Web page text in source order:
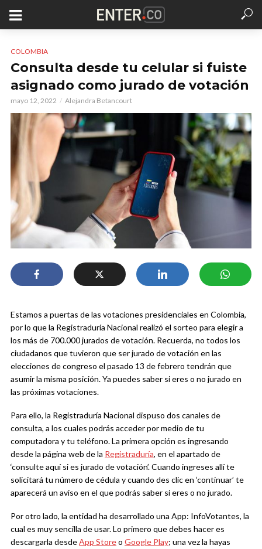
COLOMBIA
Consulta desde tu celular si fuiste
asignado como jurado de votación
mayo 12, 2022 Alejandra Betancourt
Estamos a puertas de las votaciones presidenciales en Colombia,
por lo que la Registraduría Nacional realizó el sorteo para elegir a
los más de 700.000 jurados de votación. Recuerda, no todos los
ciudadanos que tuvieron que ser jurado de votación en las
elecciones de congreso el pasado 13 de febrero tendrán que
asumir la misma posición. Ya puedes saber si eres o no jurado en
las próximas votaciones.
Para ello, la Registraduría Nacional dispuso dos canales de
consulta, a los cuales podrás acceder por medio de tu
computadora y tu teléfono. La primera opción es ingresando
desde la página web de la Registraduría, en el apartado de
‘consulte aquí si es jurado de votación’. Cuando ingreses allí te
solicitará tu número de cédula y cuando des clic en ‘continuar’ te
aparecerá un aviso en el que podrás saber si eres o no jurado.
Por otro lado, la entidad ha desarrollado una App: InfoVotantes, la
cual es muy sencilla de usar. Lo primero que debes hacer es
descargarla desdeApp Storeo Google Play; una vez la hayas